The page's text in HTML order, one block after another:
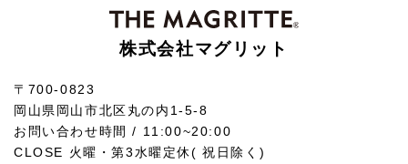
株式会社マグリット
〒700-0823
岡山県岡山市北区丸の内1-5-8
お問い合わせ時間 / 11:00~20:00
CLOSE 火曜・第3水曜定休( 祝日除く)